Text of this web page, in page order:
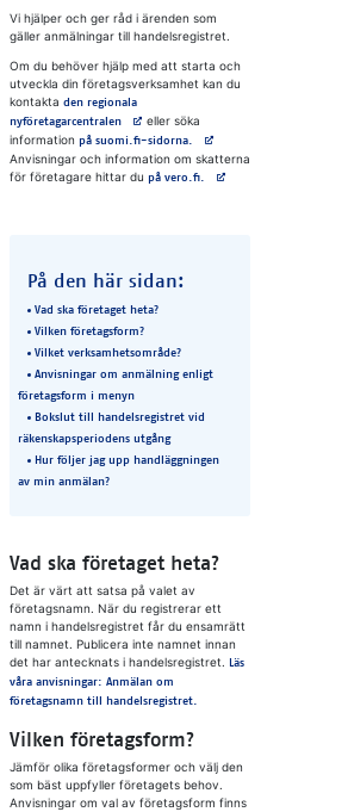
Vi hjälper och ger råd i ärenden som
gäller anmälningar till handelsregistret.
Om du behöver hjälp med att starta och
utveckla din företagsverksamhet kan du
kontakta den regionala
nyföretagarcentralenAvautuu uuteen välilehteen
eller söka
information på suomi.fi-sidorna. Avautuu uuteen välilehteen
Anvisningar och information om skatterna
för företagare hittar du på vero.fi. Avautuu uuteen välilehteen
På den här sidan:
Vad ska företaget heta?
Vilken företagsform?
Vilket verksamhetsområde?
Anvisningar om anmälning enligt
företagsform i menyn
Bokslut till handelsregistret vid
räkenskapsperiodens utgång
Hur följer jag upp handläggningen
av min anmälan?
Vad ska företaget heta?
Det är värt att satsa på valet av
företagsnamn. När du registrerar ett
namn i handelsregistret får du ensamrätt
till namnet. Publicera inte namnet innan
det har antecknats i handelsregistret. Läs
våra anvisningar: Anmälan om
företagsnamn till handelsregistret.
Vilken företagsform?
Jämför olika företagsformer och välj den
som bäst uppfyller företagets behov.
Anvisningar om val av företagsform finns